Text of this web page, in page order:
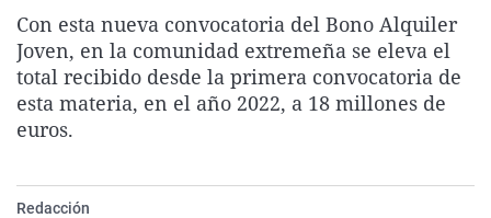
La rosa de los vientos
Gente viajera
Como el perro y el
Caso
Retornados
Equipo de
Extremadura
Galicia
La Rioja
Virales
Televisión
Elecciones
Con esta nueva convocatoria del Bono Alquiler
Joven, en la comunidad extremeña se eleva el
total recibido desde la primera convocatoria de
esta materia, en el año 2022, a 18 millones de
euros.
Redacción